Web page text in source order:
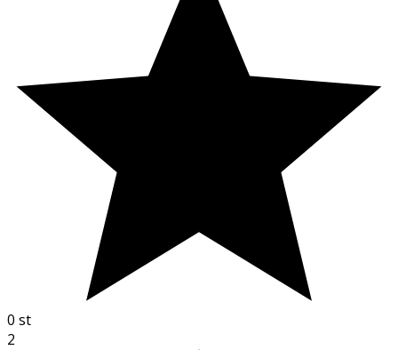
0 st
2